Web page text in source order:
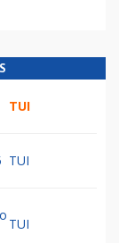
TUI
TUI
TUI